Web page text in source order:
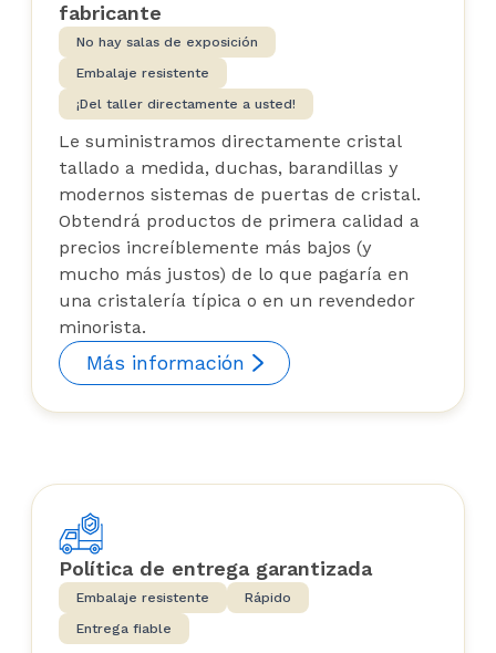
Acabo de hacer otro pedido para
un proyecto diferente y no se me
ocurriría comprar a nadie más...
esta es una pequeña gran
empresa canadiense.
fabricante
No hay salas de exposición
Embalaje resistente
¡Del taller directamente a usted!
Le suministramos directamente cristal
tallado a medida, duchas, barandillas y
modernos sistemas de puertas de cristal.
Obtendrá productos de primera calidad a
precios increíblemente más bajos (y
mucho más justos) de lo que pagaría en
una cristalería típica o en un revendedor
minorista.
Más información
Política de entrega garantizada
Embalaje resistente
Rápido
Entrega fiable